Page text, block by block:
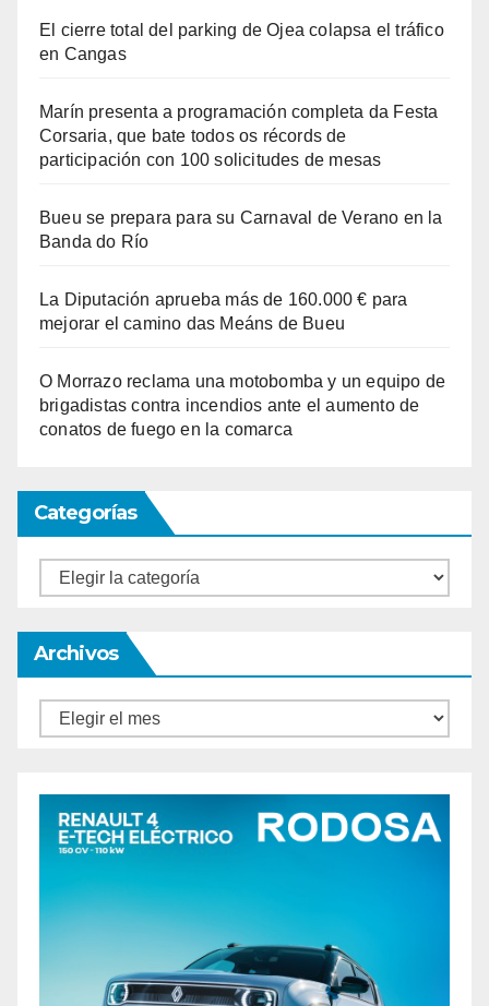
El cierre total del parking de Ojea colapsa el tráfico
en Cangas
Marín presenta a programación completa da Festa
Corsaria, que bate todos os récords de
participación con 100 solicitudes de mesas
Bueu se prepara para su Carnaval de Verano en la
Banda do Río
La Diputación aprueba más de 160.000 € para
mejorar el camino das Meáns de Bueu
O Morrazo reclama una motobomba y un equipo de
brigadistas contra incendios ante el aumento de
conatos de fuego en la comarca
Categorías
Categorías
Archivos
Archivos